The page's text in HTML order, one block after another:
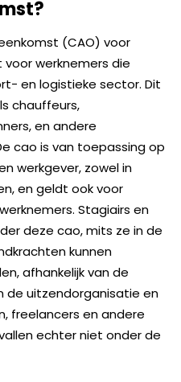
(CAO) voor
werknemers die
en logistieke sector. Dit
chauffeurs,
en andere
cao is van toepassing op
werkgever, zowel in
en geldt ook voor
Stagiairs en
deze cao, mits ze in de
kunnen
afhankelijk van de
de uitzendorganisatie en
freelancers en andere
echter niet onder de